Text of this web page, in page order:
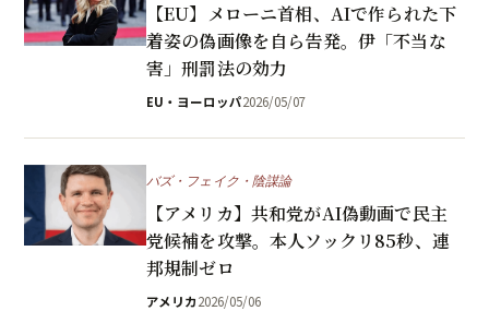
【EU】メローニ首相、AIで作られた下
着姿の偽画像を自ら告発。伊「不当な
害」刑罰法の効力
EU・ヨーロッパ2026/05/07
バズ・フェイク・陰謀論
【アメリカ】共和党がAI偽動画で民主
党候補を攻撃。本人ソックリ85秒、連
邦規制ゼロ
アメリカ2026/05/06